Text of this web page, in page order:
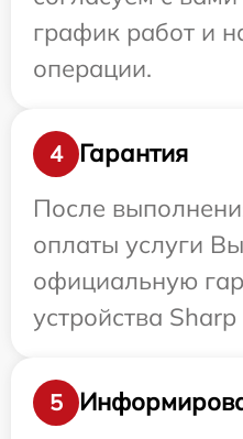
график работ и
операции.
4
Гарантия
После
оплаты услуги
официальную
устройства
5